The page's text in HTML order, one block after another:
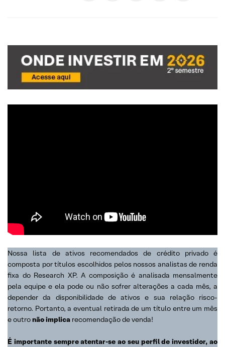
Nossa lista de ativos recomendados de crédito privado é
composta por títulos escolhidos pelos nossos analistas de renda
fixa do Research XP. A composição é analisada mensalmente
pela equipe e ela pode ou não sofrer alterações a cada mês, a
depender da disponibilidade de ativos e sua relação risco-
retorno. Portanto, a eventual retirada de um título entre um mês
e outronão implica recomendação de venda!
É importante sempre atentar-se ao seu perfil de investidor, ao